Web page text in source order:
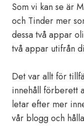
Som vi kan se är
och Tinder mer
dessa två appar
två appar utifrån
Det var allt för
innehåll förberett
letar efter mer
vår blogg och